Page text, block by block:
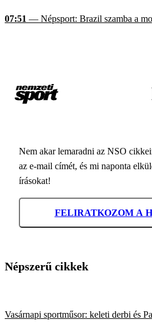
07:51 — Népsport: Brazil szamba a
Nem akar lemaradni az NSO
az e-mail címét, és mi naponta
írásokat!
FELIRATKOZOM A
Népszerű cikkek
Vasárnapi sportműsor: keleti derbi és